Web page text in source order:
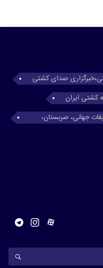
صدای کشتی
کشتی ایران
جهانی، صربستان،